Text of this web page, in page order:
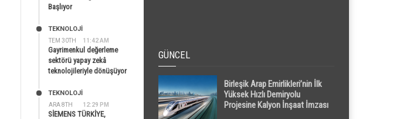
Başlıyor
TEM 30TH 11:42 AM
TEKNOLOJİ
Gayrimenkul değerleme
sektörü yapay zekâ
teknolojileriyle dönüşüyor
ARA 8TH 12:29 PM
TEKNOLOJİ
SİEMENS TÜRKİYE,
GÜNCEL
Birleşik Arap Emirlikleri’nin İlk
Yüksek Hızlı Demiryolu
Projesine Kalyon İnşaat İmzası